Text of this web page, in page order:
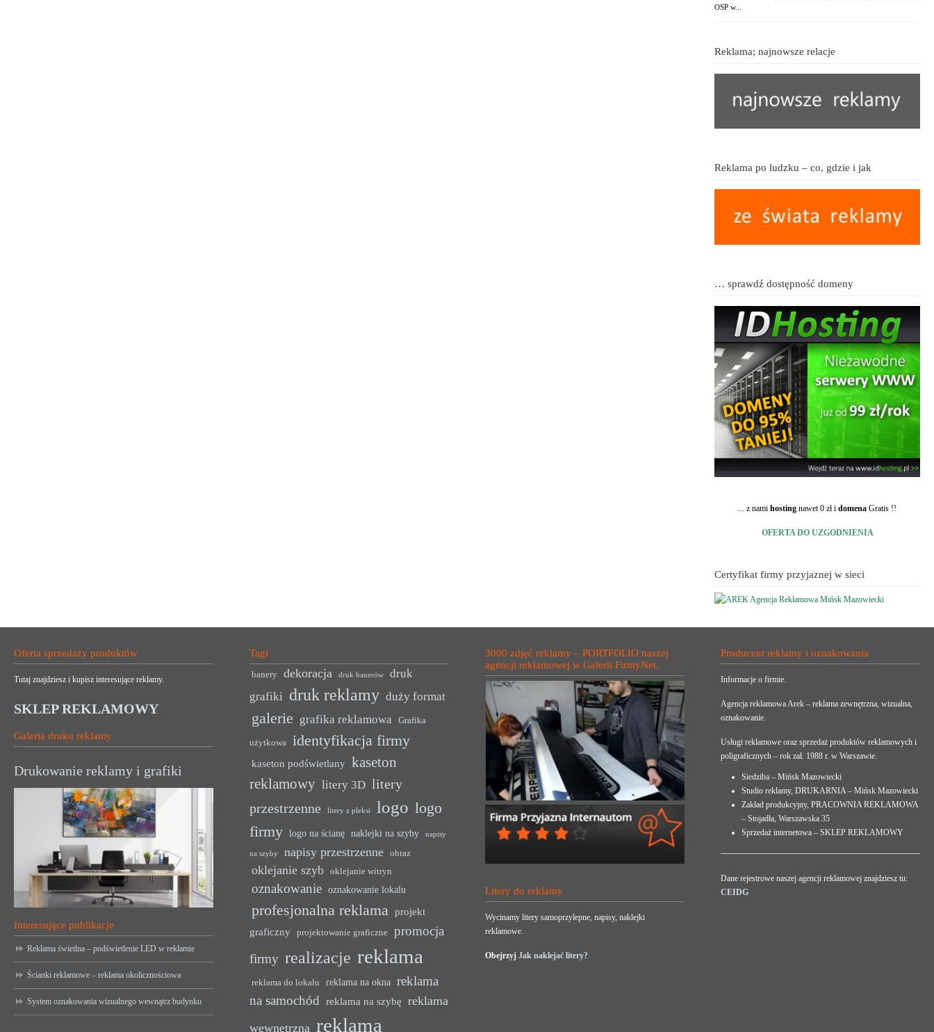
OSP w...
Reklama; najnowsze relacje
Reklama po ludzku – co, gdzie i jak
… sprawdź dostępność domeny
... z nami hosting nawet 0 zł i domena Gratis !!
OFERTA DO UZGODNIENIA
Certyfikat firmy przyjaznej w sieci
Oferta sprzedaży produktów
Tutaj znajdziesz i kupisz interesujące reklamy.
SKLEP REKLAMOWY
Galeria druku reklamy
Drukowanie reklamy i grafiki
Interesujące publikacje
Reklama świetlna – podświetlenie LED w reklamie
Ścianki reklamowe – reklama okolicznościowa
System oznakowania wizualnego wewnątrz budynku
Tagi
banery dekoracja druk banerów
druk
grafiki druk reklamy duży format
galerie grafika reklamowa Grafika
użytkowa identyfikacja firmy
kaseton podświetlany kaseton
reklamowy litery 3D litery
przestrzenne
litery z pleksi logo logo
firmy
logo na ścianę naklejki na szyby napisy
na szyby napisy przestrzenne obraz
oklejanie szyb oklejanie witryn
oznakowanie oznakowanie lokalu
profesjonalna reklama projekt
graficzny
projektowanie graficzne
promocja
firmy realizacje reklama
reklama do lokalu reklama na okna
reklama
na samochód reklama na szybę reklama
wewnętrzna reklama
3000 zdjęć reklamy – PORTFOLIO naszej
agencji reklamowej w Galerii FirmyNet.
Litery do reklamy
Wycinamy litery samoprzylepne, napisy, naklejki
reklamowe.
ObejrzyjJak naklejać litery?
Producent reklamy i oznakowania
Informacje o firmie.
Agencja reklamowa Arek – reklama zewnętrzna, wizualna,
oznakowanie.
Usługi reklamowe oraz sprzedaż produktów reklamowych i
poligraficznych – rok zał. 1988 r. w Warszawie.
Siedziba – Mińsk Mazowiecki
Studio reklamy, DRUKARNIA – Mińsk Mazowiecki
Zakład produkcyjny, PRACOWNIA REKLAMOWA
– Stojadła, Warszawska 35
Sprzedaż internetowa – SKLEP REKLAMOWY
Dane rejestrowe naszej agencji reklamowej znajdziesz tu:
CEIDG